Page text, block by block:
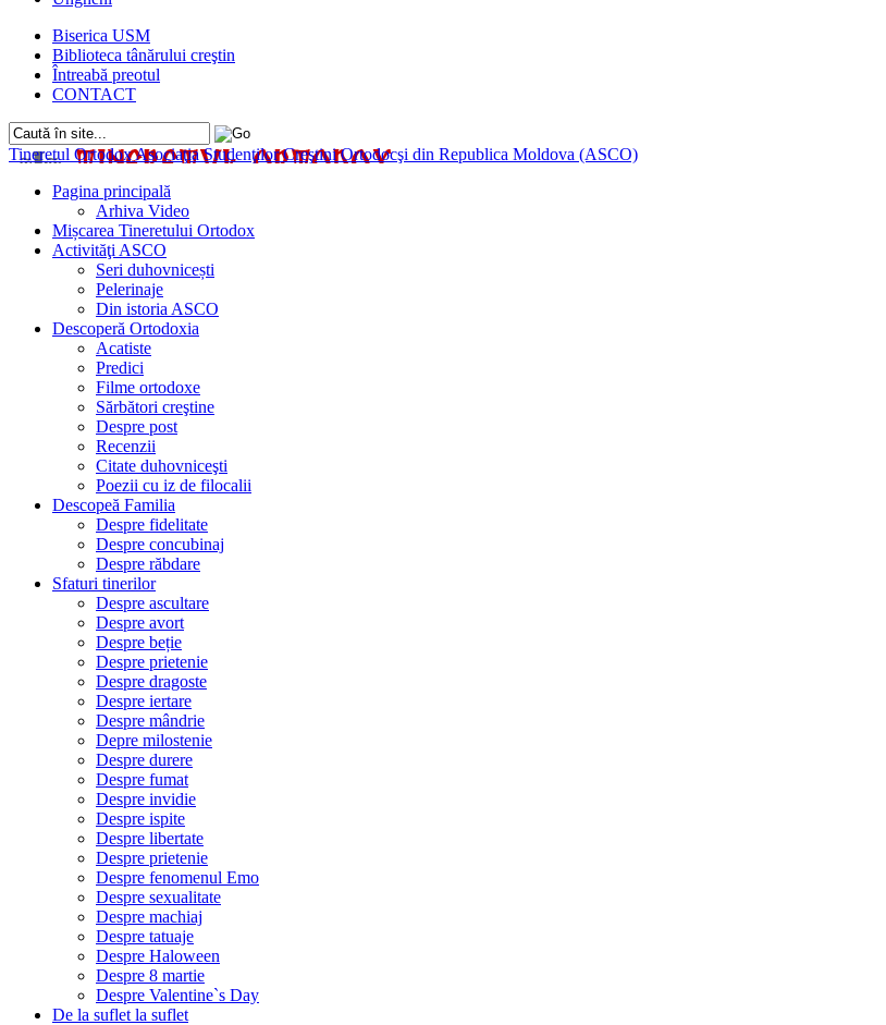
Biserica USM
Biblioteca tânărului creştin
Întreabă preotul
CONTACT
Tineretul OrtodoxAsociaţia Studenţilor Creştini Ortodocşi din Republica Moldova (ASCO)
Pagina principală
Arhiva Video
Mișcarea Tineretului Ortodox
Activităţi ASCO
Seri duhovnicești
Pelerinaje
Din istoria ASCO
Descoperă Ortodoxia
Acatiste
Predici
Filme ortodoxe
Sărbători creştine
Despre post
Recenzii
Citate duhovniceşti
Poezii cu iz de filocalii
Descopeă Familia
Despre fidelitate
Despre concubinaj
Despre răbdare
Sfaturi tinerilor
Despre ascultare
Despre avort
Despre beție
Despre prietenie
Despre dragoste
Despre iertare
Despre mândrie
Depre milostenie
Despre durere
Despre fumat
Despre invidie
Despre ispite
Despre libertate
Despre prietenie
Despre fenomenul Emo
Despre sexualitate
Despre machiaj
Despre tatuaje
Despre Haloween
Despre 8 martie
Despre Valentine`s Day
De la suflet la suflet